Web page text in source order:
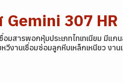
ส Gemini 307
มสารพอกหุ้มประเภทไทเทเนียม มีแ
หวีงานเชื่อมซ่อมลูกหีบเหล็กเหนียว ง